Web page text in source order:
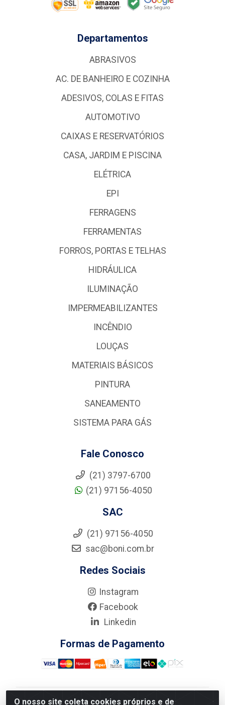
O nosso site coleta cookies próprios e de
Departamentos
ABRASIVOS
AC. DE BANHEIRO E COZINHA
ADESIVOS, COLAS E FITAS
AUTOMOTIVO
CAIXAS E RESERVATÓRIOS
CASA, JARDIM E PISCINA
ELÉTRICA
EPI
FERRAGENS
FERRAMENTAS
FORROS, PORTAS E TELHAS
HIDRÁULICA
ILUMINAÇÃO
IMPERMEABILIZANTES
INCÊNDIO
LOUÇAS
MATERIAIS BÁSICOS
PINTURA
SANEAMENTO
SISTEMA PARA GÁS
Fale Conosco
(21) 3797-6700
(21) 97156-4050
SAC
(21) 97156-4050
sac@boni.com.br
Redes Sociais
Instagram
Facebook
Linkedin
Formas de Pagamento
Nova Boni Distribuidora de Material de Construção LTDA